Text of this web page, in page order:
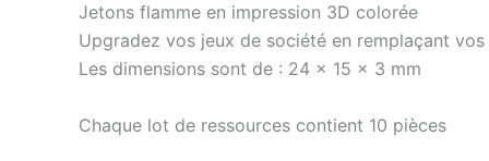
Jetons flamme en impression 3D colorée
Upgradez vos jeux de société en remplaçant
Les dimensions sont de : 24 x 15 x 3 mm
Chaque lot de ressources contient 10 pièces